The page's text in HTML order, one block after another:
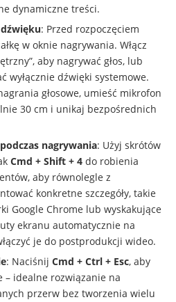
dynamiczne treści.
: Przed rozpoczęciem
w oknie nagrywania. Włącz
aby nagrywać głos, lub
wyłącznie dźwięki systemowe.
głosowe, umieść mikrofon
30 cm i unikaj bezpośrednich
nagrywania: Użyj skrótów
Cmd + Shift + 4 do robienia
aby równolegle z
konkretne szczegóły, takie
Google Chrome lub wyskakujące
ekranu automatycznie na
je do postprodukcji wideo.
: Naciśnij Cmd + Ctrl + Esc, aby
– idealne rozwiązanie na
przerw bez tworzenia wielu